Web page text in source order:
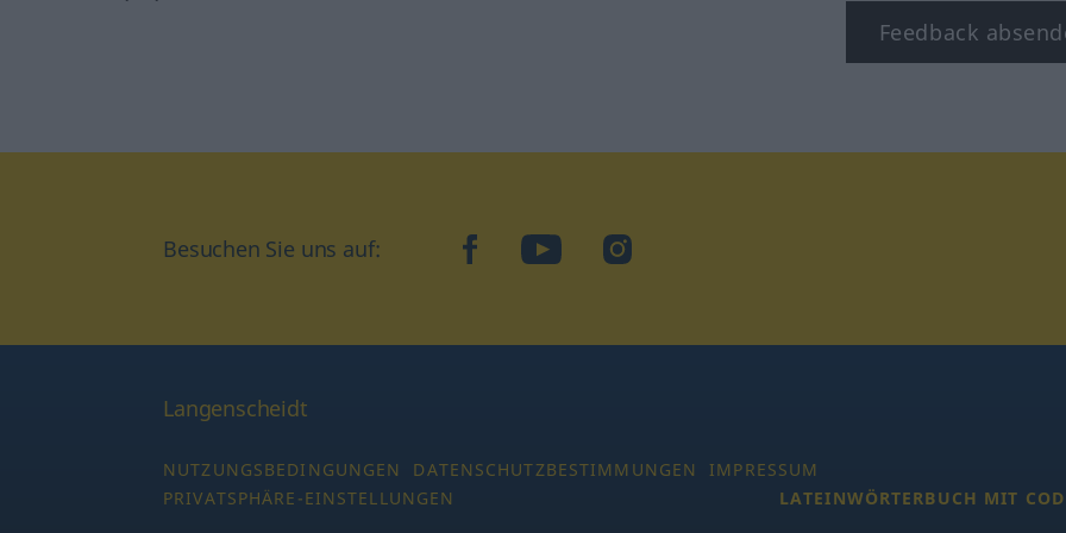
Feedback
Besuchen Sie uns auf: facebookYouTubeInstagram
Langenscheidt
NUTZUNGSBEDINGUNGEN DATENSCHUTZBESTIMMUNGEN
IMPRESSUM
PRIVATSPHÄRE-EINSTELLUNGEN
LATEINWÖRTERBUCH MIT